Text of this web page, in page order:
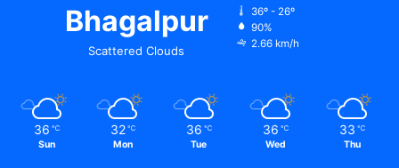
Bhagalpur
Scattered Clouds
36º - 26º
90%
2.66 km/h
36 ℃
Sun
32 ℃
Mon
36 ℃
Tue
36 ℃
Wed
33 ℃
Thu